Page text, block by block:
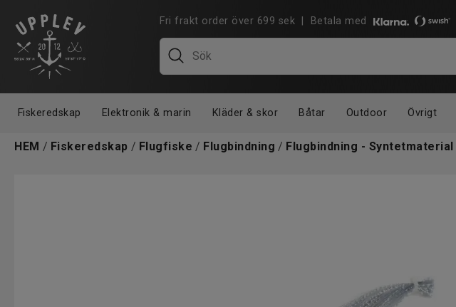
Fri frakt order över 699 sek | Betala med
Fiskeredskap Elektronik & marin Kläder & skor Båtar Outdoor Övrigt
HEM / Fiskeredskap / Flugfiske / Flugbindning / Flugbindning - Syntetmaterial